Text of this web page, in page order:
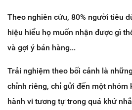
Theo nghiên cứu, 80% người tiêu
hiệu hiểu họ muốn nhận được gì
và gợi ý bán hàng...
Trải nghiệm theo bối cảnh là
chỉnh riêng, chỉ gửi đến một nhóm
hành vi tương tự trong quá khứ